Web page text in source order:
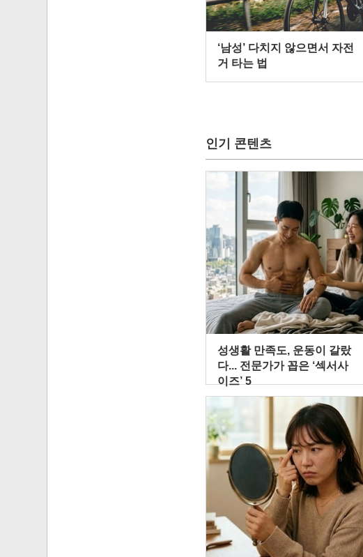
‘남성’ 다치지 않으면서 자전
거 타는 법
인기 콘텐츠
성생활 만족도, 운동이 갈랐
다... 전문가가 꼽은 ‘섹서사
이즈’ 5